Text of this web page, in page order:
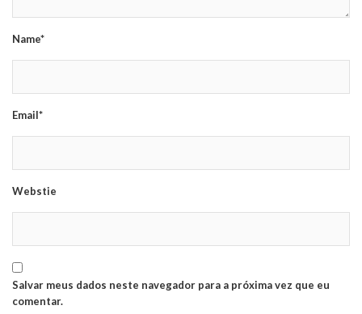
Name*
Email*
Webstie
Salvar meus dados neste navegador para a próxima vez que eu
comentar.